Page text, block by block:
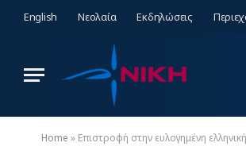
English Νεολαία Εκδηλώσεις
Home » Επιστροφή στην ευλογημένη